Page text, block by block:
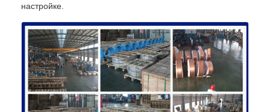
настройке.